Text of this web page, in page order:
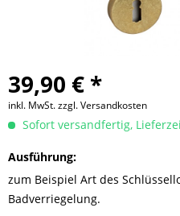
39,90 € *
inkl. MwSt.zzgl. Versandkosten
Sofort versandfertig,
Ausführung:
zum Beispiel Art des
Badverriegelung.